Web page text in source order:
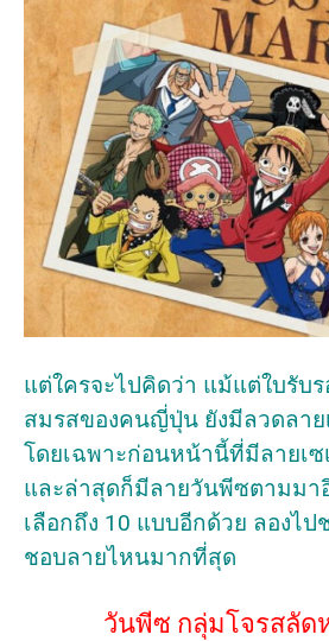
แต่ใครจะไปคิดว่า แม้แต่ใบรับ
สมรสของคนญี่ปุ่น ยังมีลวดลาย
โดยเฉพาะก่อนหน้านี้ที่มีลายเซ
และล่าสุดก็มีลายวันพีซตามมา
เลือกถึง 10 แบบอีกด้วย ลองไ
ชอบลายไหนมากที่สุด
วันพีซ กลุ่มโจรสลัด